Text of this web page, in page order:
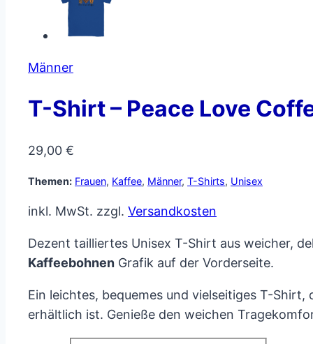
Männer
T-Shirt – Peace Love
29,00 €
Themen: Frauen, Kaffee, Männer, T-Shirts, Unisex
inkl. MwSt. zzgl. Versandkosten
Dezent tailliertes Unisex T-Shirt aus weicher,
Kaffeebohnen Grafik auf der Vorderseite.
Ein leichtes, bequemes und vielseitiges T-
erhältlich ist. Genieße den weichen